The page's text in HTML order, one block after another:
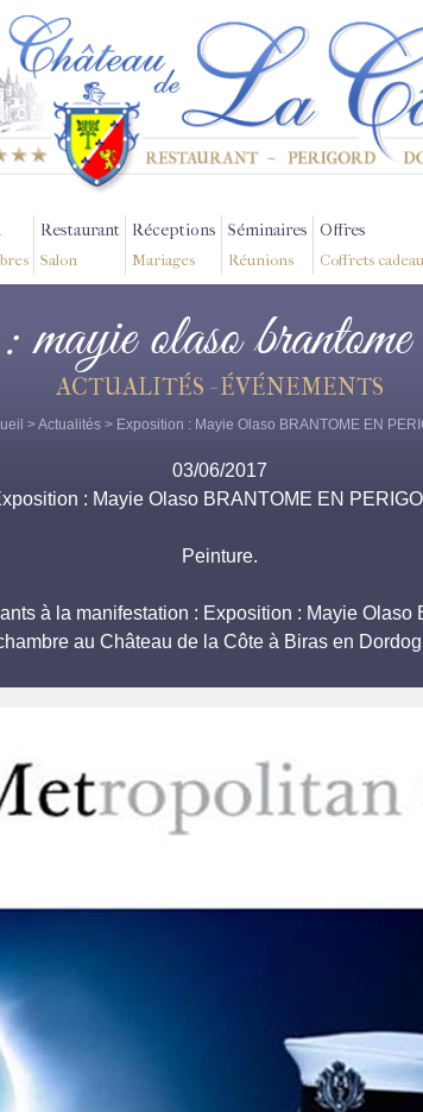
Restaurant
Salon
Réceptions
Mariages
Séminaires
Réunions
Offres
Coffrets
mayie olaso
ACTUALITÉS - ÉVÉNEMENTS
>Actualités > Exposition : Mayie Olaso BRANTOME EN
03/06/2017
: Mayie Olaso BRANTOME EN
Peinture.
à la manifestation : Exposition : Mayie Olaso
au Château de la Côte à Biras en